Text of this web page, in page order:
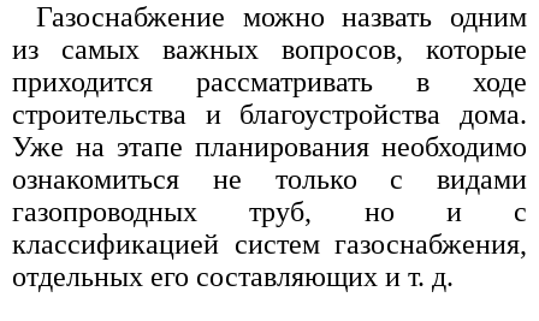
Газоснабжение можно назвать одним
из самых важных вопросов, которые
приходится рассматривать в ходе
строительства и благоустройства дома.
Уже на этапе планирования необходимо
ознакомиться не только с видами
газопроводных труб, но и с
классификацией систем газоснабжения,
отдельных его составляющих и т. д.